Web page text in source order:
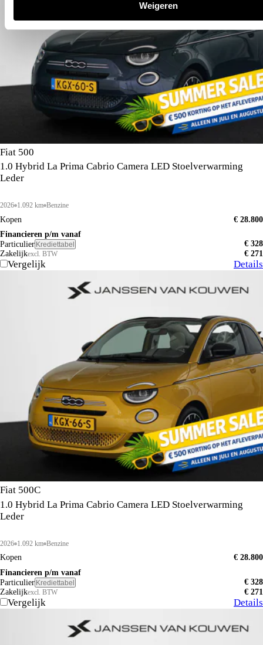
Weigeren
Fiat 500
1.0 Hybrid La Prima Cabrio Camera LED Stoelverwarming
Leder
2026 1.092 km Benzine
Kopen
€ 28.800
Financieren p/m vanaf
Particulier Krediettabel
€ 328
Zakelijkexcl. BTW € 271
Vergelijk Details
Fiat 500C
1.0 Hybrid La Prima Cabrio Camera LED Stoelverwarming
Leder
2026 1.092 km Benzine
Kopen
€ 28.800
Financieren p/m vanaf
Particulier Krediettabel
€ 328
Zakelijkexcl. BTW € 271
Vergelijk Details